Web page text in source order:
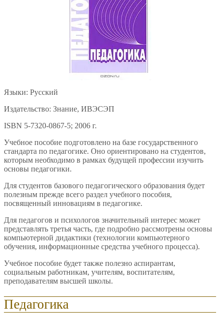
Языки: Русский
Издательство: Знание, ИВЭСЭП
ISBN 5-7320-0867-5; 2006 г.
Учебное пособие подготовлено на базе государственного
стандарта по педагогике. Оно ориентировано на студентов,
которым необходимо в рамках будущей профессии изучить
основы педагогики.
Для студентов базового педагогического образования будет
полезным прежде всего раздел учебного пособия,
посвященный инновациям в педагогике.
Для педагогов и психологов значительный интерес может
представлять третья часть, где подробно рассмотрены основы
компьютерной дидактики (технологии компьютерного
обучения, информационные средства учебного процесса).
Учебное пособие будет также полезно аспирантам,
социальным работникам, учителям, воспитателям,
преподавателям высшей школы.
Педагогика